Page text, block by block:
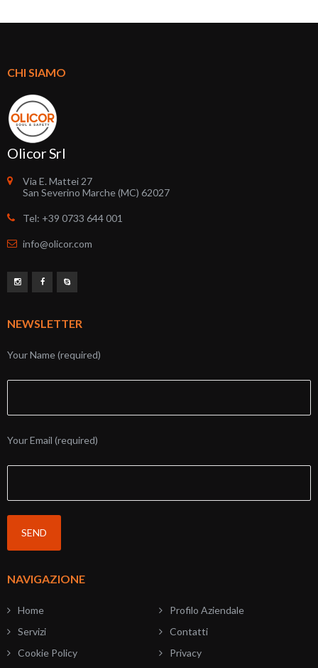
CHI SIAMO
Olicor Srl
Via E. Mattei 27
San Severino Marche (MC) 62027
Tel: +39 0733 644 001
info@olicor.com
NEWSLETTER
Your Name (required)
Your Email (required)
NAVIGAZIONE
Home
Profilo Aziendale
Servizi
Contatti
Cookie Policy
Privacy